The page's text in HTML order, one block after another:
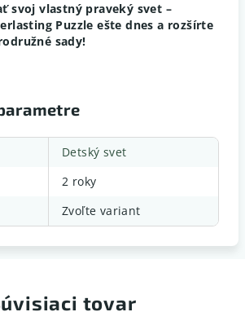
svoj vlastný praveký svet –
Puzzle ešte dnes a rozšírte
sady!
Detský svet
2 roky
Zvoľte variant
tovar